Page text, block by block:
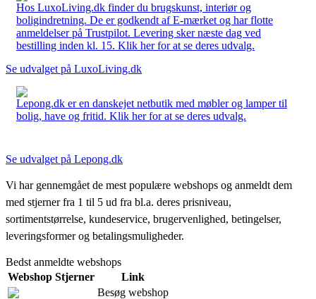
Hos LuxoLiving.dk finder du brugskunst, interiør og
boligindretning. De er godkendt af E-mærket og har flotte
anmeldelser på Trustpilot. Levering sker næste dag ved
bestilling inden kl. 15. Klik her for at se deres udvalg.
Se udvalget på LuxoLiving.dk
Lepong.dk er en danskejet netbutik med møbler og lamper til
bolig, have og fritid. Klik her for at se deres udvalg.
Se udvalget på Lepong.dk
Vi har gennemgået de mest populære webshops og anmeldt dem
med stjerner fra 1 til 5 ud fra bl.a. deres prisniveau,
sortimentstørrelse, kundeservice, brugervenlighed, betingelser,
leveringsformer og betalingsmuligheder.
Bedst anmeldte webshops
Webshop Stjerner
Link
Besøg webshop